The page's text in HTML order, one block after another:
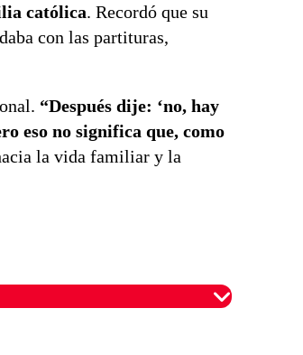
católica. Recordó que su
con las partituras,
“Después dije: ‘no, hay
eso no significa que, como
la vida familiar y la